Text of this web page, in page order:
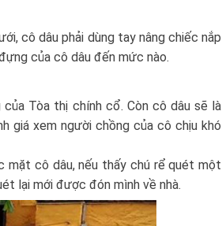
cô dâu phải dùng tay nâng chiếc nắp
của cô dâu đến mức nào.
Tòa thị chính cổ. Còn cô dâu sẽ là
giá xem người chồng của cô chịu khó
mặt cô dâu, nếu thấy chú rể quét một
lại mới được đón mình về nhà.